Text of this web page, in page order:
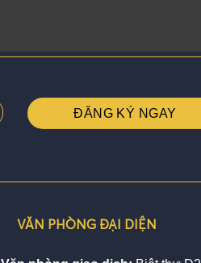
VĂN PHÒNG ĐẠI DIỆN